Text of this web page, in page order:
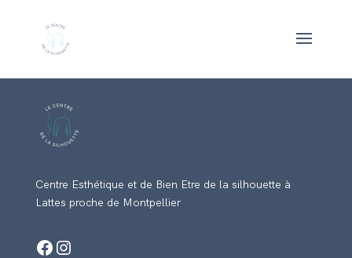
Centre Esthétique et de Bien Etre de la silhouette à
Lattes proche de Montpellier
Facebook
Instagram